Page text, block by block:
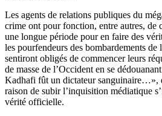
Les agents de relations publiques du
crime ont pour fonction, entre autres, de
une longue période pour en faire des
les pourfendeurs des bombardements
sentiront obligés de commencer leurs
de masse de l’Occident en se
Kadhafi fût un dictateur sanguinaire…»,
raison de subir l’inquisition médiatique
vérité officielle.